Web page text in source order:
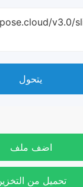
v3.0/
يتحول
اضف ملف
تحميل من